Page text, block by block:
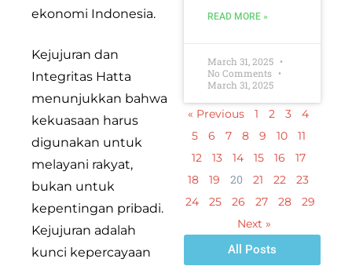
ekonomi Indonesia.
Kejujuran dan
Integritas Hatta
menunjukkan bahwa
kekuasaan harus
digunakan untuk
melayani rakyat,
bukan untuk
kepentingan pribadi.
Kejujuran adalah
kunci kepercayaan
READ MORE »
March 31, 2025
No Comments
March 31, 2025
« Previous 1 2 3
4
5
6 7 8 9 10
11
12
13 14 15 16
17
18
19 20 21 22
23
24
25 26 27 28
29
Next »
All Posts